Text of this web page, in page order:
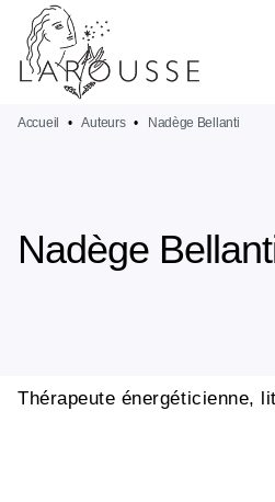
MENU
PIED DE PAGE
Accueil • Auteurs • Nadège Bellanti
Nadège
Thérapeute énergéticienne,